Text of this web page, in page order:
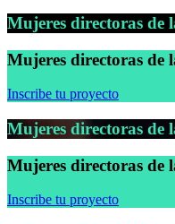
Mujeres directoras de
Mujeres directoras de
Inscribe tu proyecto
Mujeres directoras de
Mujeres directoras de
Inscribe tu proyecto